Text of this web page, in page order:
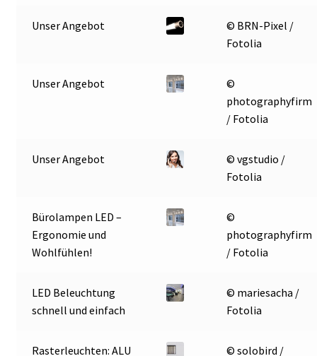
► VERSANDARTEN
Unser Angebot
© BRN-Pixel /
Fotolia
Unser Angebot
©
photographyfirm
/ Fotolia
Unser Angebot
© vgstudio /
Fotolia
Bürolampen LED –
Ergonomie und
Wohlfühlen!
©
photographyfirm
/ Fotolia
LED Beleuchtung
schnell und einfach
© mariesacha /
Fotolia
Rasterleuchten: ALU
© solobird /